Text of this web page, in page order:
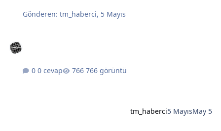
Gönderen:tm_haberci, 5 Mayıs
0 cevap 766 görüntü
tm_haberci5 MayısMay 5